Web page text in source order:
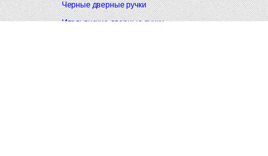
Черные дверные ручки
Итальянские дверные ручки